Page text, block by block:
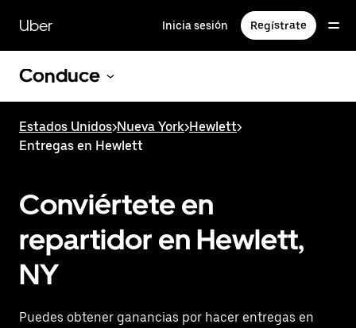
contenido
principal
Uber Inicia sesión Regístrate
Conduce
Estados Unidos>Nueva York>Hewlett>
Entregas en Hewlett
Conviértete en
repartidor en Hewlett,
NY
Puedes obtener ganancias por hacer entregas en